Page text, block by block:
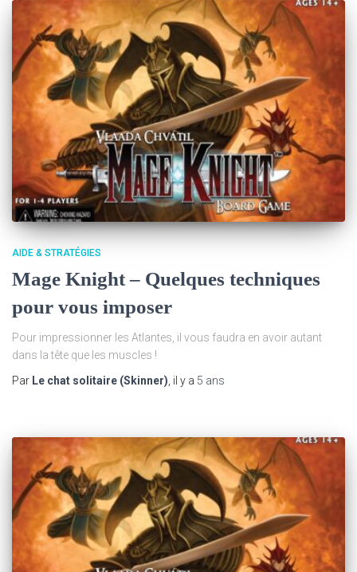
AIDE & STRATÉGIES
Mage Knight – Quelques techniques
pour vous imposer
Pour impressionner les Atlantes, il vous faudra en avoir autant
dans la tête que les muscles !
Par Le chat solitaire (Skinner), il y a 5 ans